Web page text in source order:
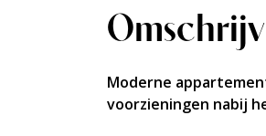
Moderne
voorzieningen nabij